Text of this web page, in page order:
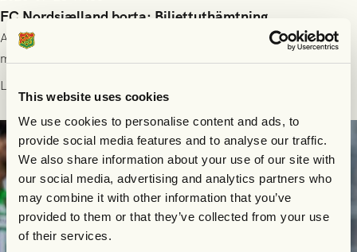
This website uses cookies
We use cookies to personalise content and ads, to
provide social media features and to analyse our traffic.
We also share information about your use of our site with
our social media, advertising and analytics partners who
may combine it with other information that you’ve
provided to them or that they’ve collected from your use
of their services.
FC Nordsjælland borta: Biljettuthämtning
All information om hur du byter ditt värdebevis mot
matchbiljett på plats i Danmark, samt vad som gäller för dig
som står på reservlista eller fått förhinder.
Läs mer